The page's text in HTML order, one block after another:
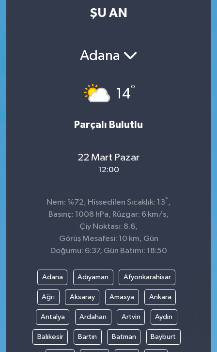
ŞU AN
Adana
14°
Parçalı Bulutlu
22 Mart Pazar
12:00
Nem: %72, Hissedilen Sıcaklık: 13° ,
Basınç: 1008 hPa, Rüzgar: 6 km/s,
Çiy Noktası: 8.6,
Görüş Mesafesi: 10 km, Gün
Doğumu: 6:37, Gün Batımı: 18:50
Adana Adıyaman Afyonkarahisar
Ağrı Aksaray Amasya Ankara
Antalya Ardahan Artvin Aydın
Balıkesir Bartın Batman Bayburt
Son Dakika Haberleri